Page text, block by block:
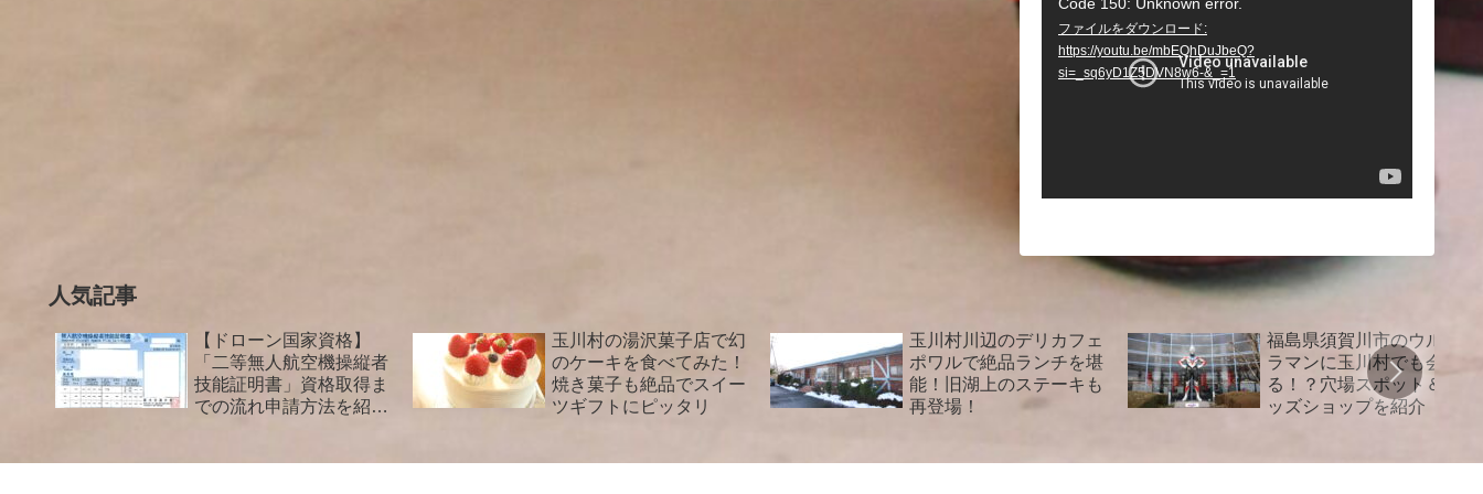
動
画
プ
ファイルをダウンロード:
https://youtu.be/mbEQhDuJbeQ?
si=_sq6yD1Z5DVN8w6-&_=1
人気記事
【ドローン国家資格】
「二等無人航空機操縦者
技能証明書」資格取得ま
での流れ申請方法を紹介
玉川村の湯沢菓子店で幻
のケーキを食べてみた！
焼き菓子も絶品でスイー
ツギフトにピッタリ
玉川村川辺のデリカフェ
ポワルで絶品ランチを堪
能！旧湖上のステーキも
再登場！
福島県須賀川市のウルト
ラマンに玉川村でも会え
る！？穴場スポット＆グ
ッズショップを紹介